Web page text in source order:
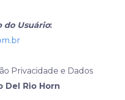
do Usuário:
Privacidade e Dados
Del Rio Horn